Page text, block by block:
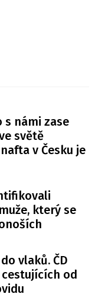
s námi zase
světě
v Česku je
který se
vlaků. ČD
od